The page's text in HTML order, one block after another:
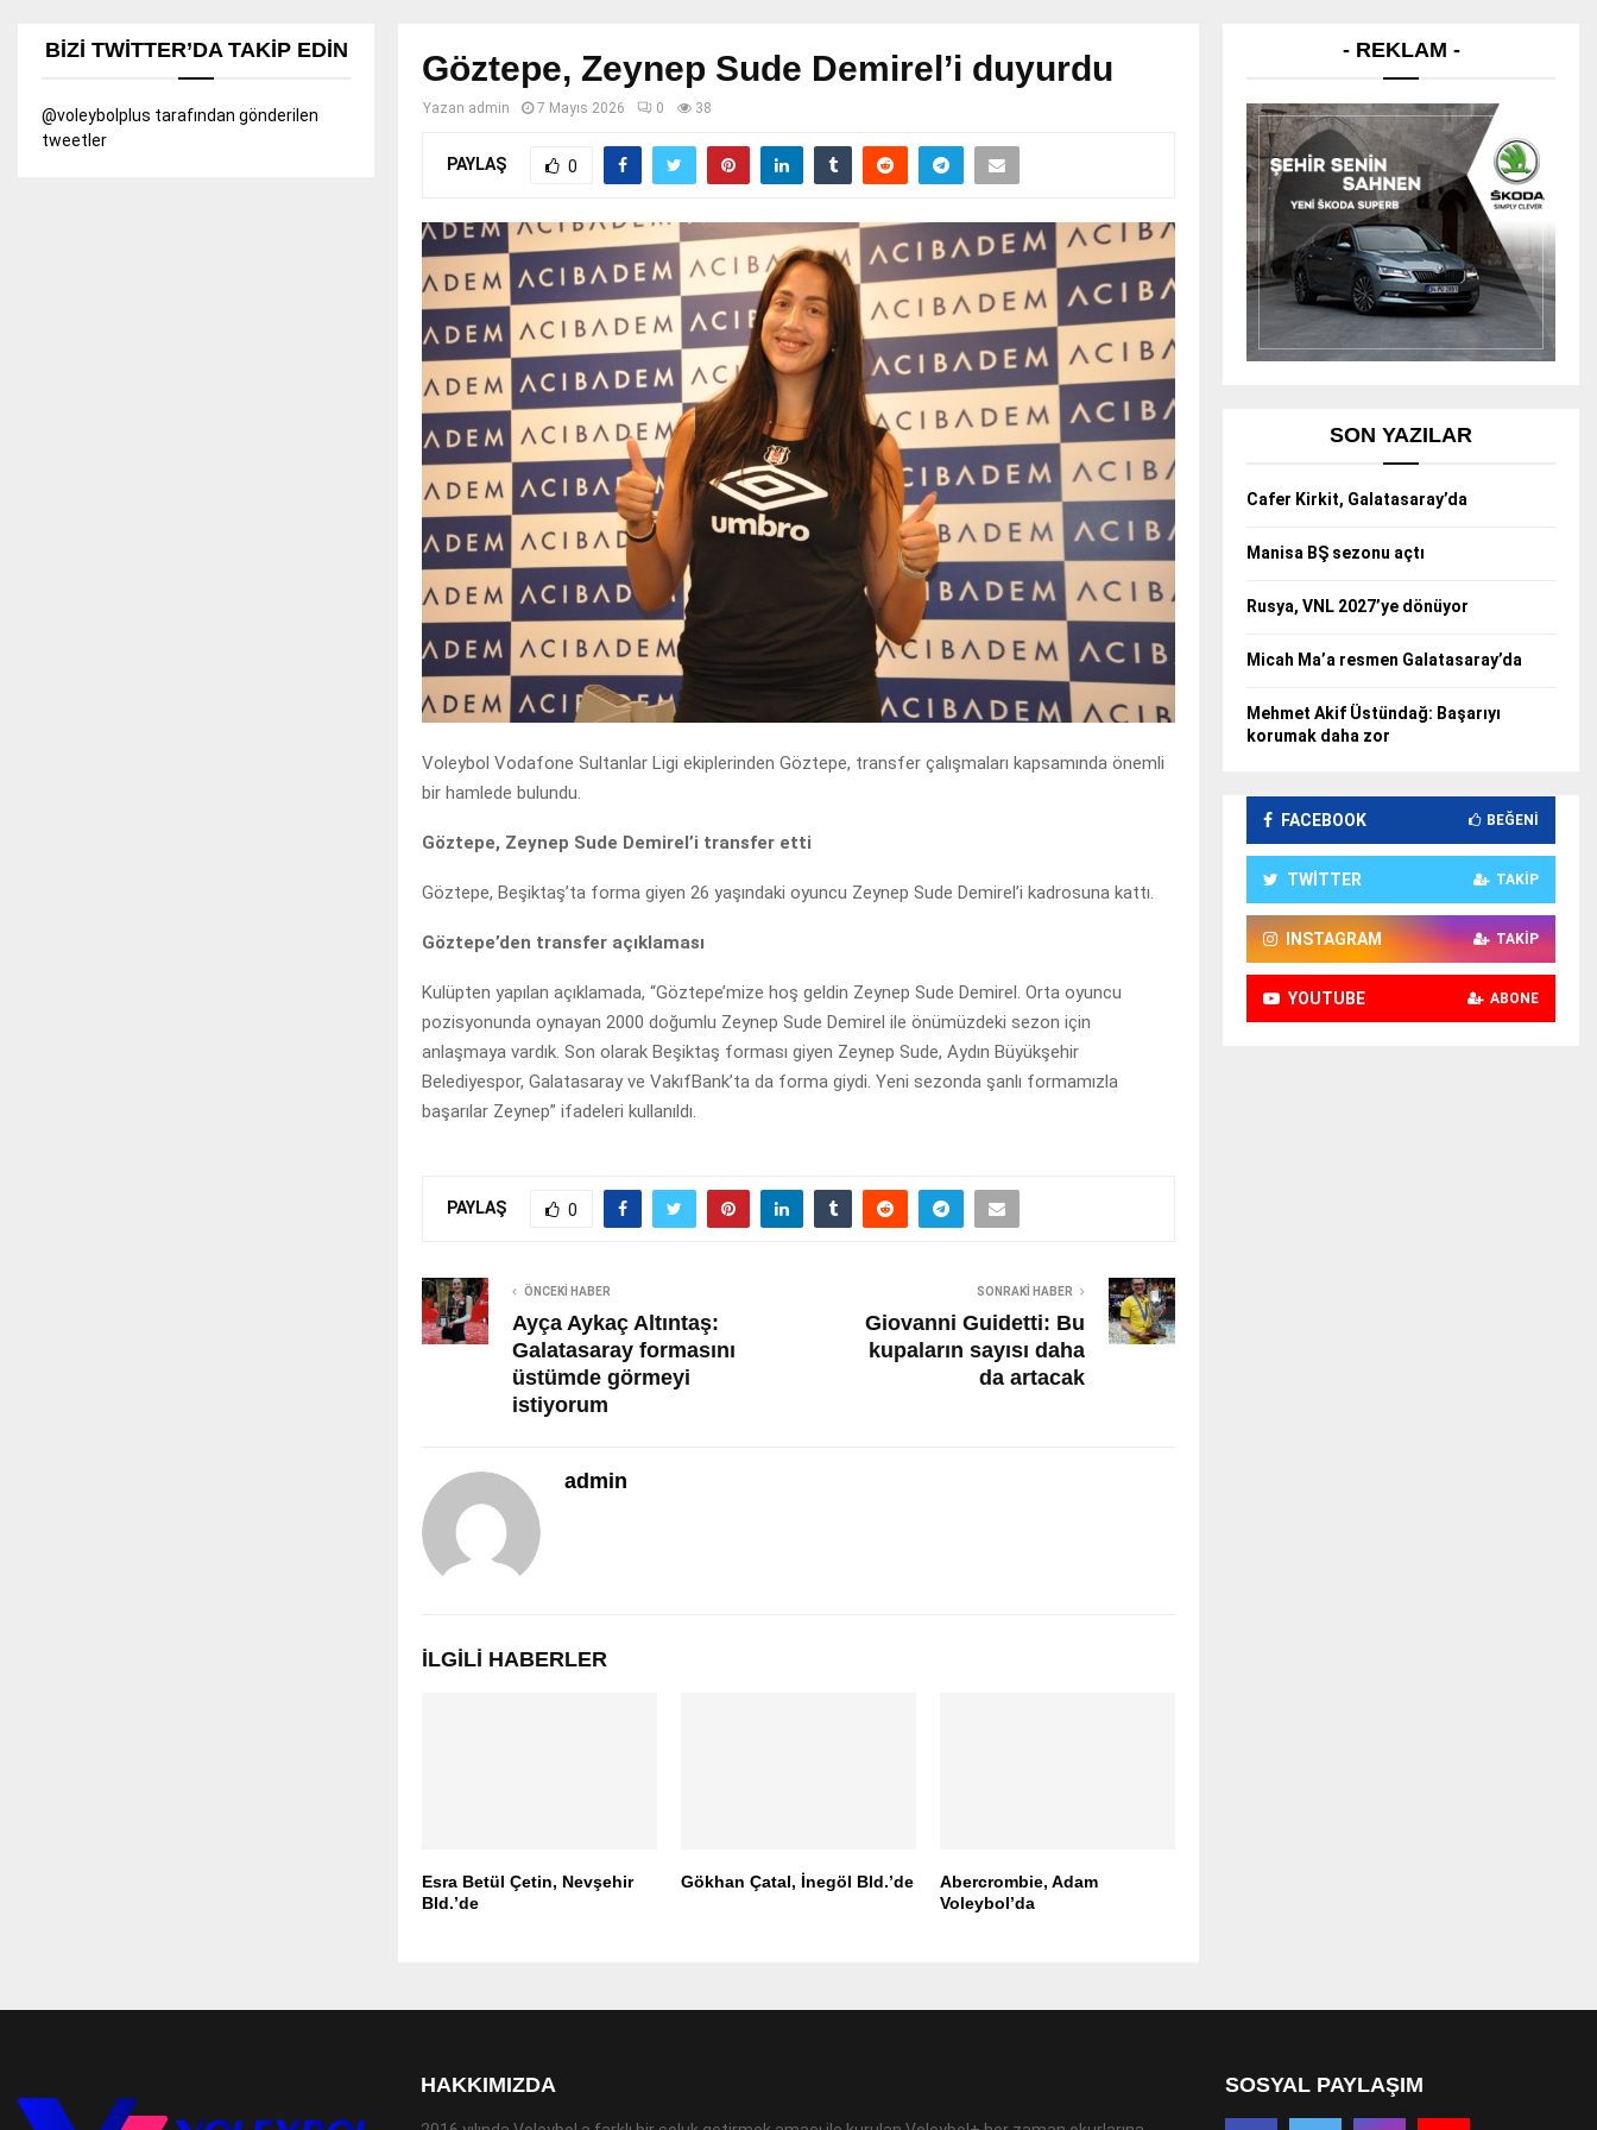
Göztepe, Zeynep Sude Demirel’i duyurdu
Yazan admin 7 Mayıs 2026 0 38
PAYLAŞ 0
Voleybol Vodafone Sultanlar Ligi ekiplerinden Göztepe, transfer çalışmaları kapsamında önemli
bir hamlede bulundu.
Göztepe, Zeynep Sude Demirel’i transfer etti
Göztepe, Beşiktaş’ta forma giyen 26 yaşındaki oyuncu Zeynep Sude Demirel’i kadrosuna kattı.
Göztepe’den transfer açıklaması
Kulüpten yapılan açıklamada, “Göztepe’mize hoş geldin Zeynep Sude Demirel. Orta oyuncu
pozisyonunda oynayan 2000 doğumlu Zeynep Sude Demirel ile önümüzdeki sezon için
anlaşmaya vardık. Son olarak Beşiktaş forması giyen Zeynep Sude, Aydın Büyükşehir
Belediyespor, Galatasaray ve VakıfBank’ta da forma giydi. Yeni sezonda şanlı formamızla
başarılar Zeynep” ifadeleri kullanıldı.
PAYLAŞ 0
ÖNCEKI HABER
Ayça Aykaç Altıntaş:
Galatasaray formasını
üstümde görmeyi
istiyorum
SONRAKI HABER
Giovanni Guidetti: Bu
kupaların sayısı daha
da artacak
admin
İLGILI HABERLER
Esra Betül Çetin, Nevşehir
Bld.’de
Gökhan Çatal, İnegöl Bld.’de
Abercrombie, Adam
Voleybol’da
BIZI TWITTER’DA TAKIP EDIN
@voleybolplus tarafından gönderilen
tweetler
- REKLAM -
SON YAZILAR
Cafer Kirkit, Galatasaray’da
Manisa BŞ sezonu açtı
Rusya, VNL 2027’ye dönüyor
Micah Ma’a resmen Galatasaray’da
Mehmet Akif Üstündağ: Başarıyı
korumak daha zor
FACEBOOK BEĞENI
TWITTER TAKIP
INSTAGRAM TAKIP
YOUTUBE ABONE
HAKKIMIZDA SOSYAL PAYLAŞIM